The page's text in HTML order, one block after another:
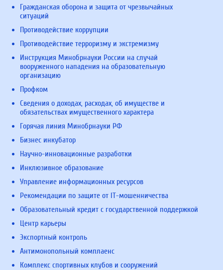
Гражданская оборона и защита от чрезвычайных
ситуаций
Противодействие коррупции
Противодействие терроризму и экстремизму
Инструкция Минобрнауки России на случай
вооруженного нападения на образовательную
организацию
Профком
Сведения о доходах, расходах, об имуществе и
обязательствах имущественного характера
Горячая линия Минобрнауки РФ
Бизнес инкубатор
Научно-инновационные разработки
Инклюзивное образование
Управление информационных ресурсов
Рекомендации по защите от IT-мошенничества
Образовательный кредит с государственной поддержкой
Центр карьеры
Экспортный контроль
Антимонопольный комплаенс
Комплекс спортивных клубов и сооружений